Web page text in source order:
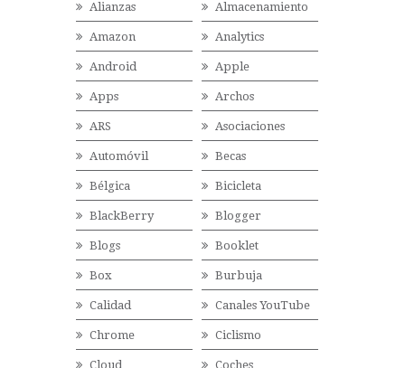
Alianzas Almacenamiento
Amazon Analytics
Android Apple
Apps Archos
ARS Asociaciones
Automóvil Becas
Bélgica Bicicleta
BlackBerry Blogger
Blogs Booklet
Box Burbuja
Calidad Canales YouTube
Chrome Ciclismo
Cloud Coches